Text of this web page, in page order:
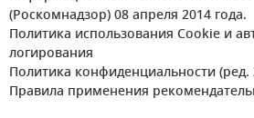
(Роскомнадзор) 08 апреля 2014 года.
Политика использования Cookie и
логирования
Политика конфиденциальности (ред.
Правила применения